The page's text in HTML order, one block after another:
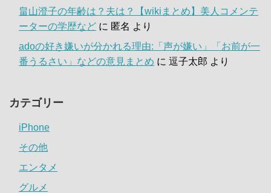
畠山澄子の年齢は？夫は？【wikiまとめ】美人コメンテ
ーターの学歴など に 匿名 より
adoの好き嫌いが分かれる理由:「声が嫌い」「お前が一
番うるさい」などの意見まとめ に 逗子太郎 より
カテゴリー
iPhone
その他
エンタメ
グルメ